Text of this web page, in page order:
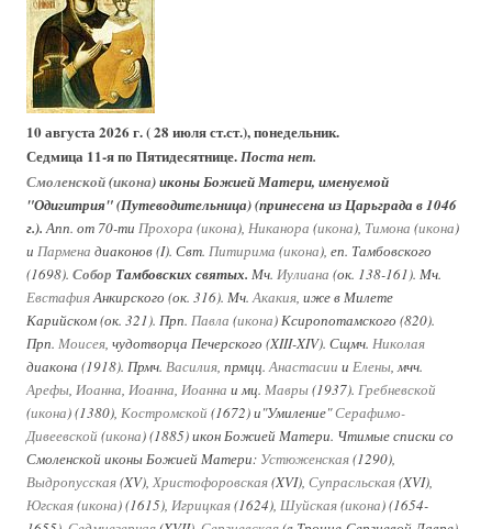
10 августа 2026 г. ( 28 июля ст.ст.), понедельник.
Седмица 11-я по Пятидесятнице.Поста нет.
Смоленской(икона) иконы Божией Матери, именуемой
"Одигитрия" (Путеводительница) (принесена из Царьграда в 1046
г.).Апп. от 70-ти Прохора (икона), Никанора (икона), Тимона (икона)
и Пармена диаконов (I). Свт. Питирима (икона), еп. Тамбовского
(1698). Собор Тамбовских святых. Мч. Иулиана (ок. 138-161). Мч.
ЕвстафияАнкирского (ок. 316). Мч.Акакия, иже в Милете
Карийском (ок. 321). Прп. Павла (икона) Ксиропотамского (820).
Прп. Моисея, чудотворца Печерского (XIII-XIV). Сщмч. Николая
диакона (1918). Прмч. Василия, прмцц.Анастасии и Елены, мчч.
Арефы, Иоанна, Иоанна, Иоанна и мц. Мавры(1937). Гребневской
(икона) (1380), Костромской (1672) и"Умиление"Серафимо-
Дивеевской (икона) (1885) икон Божией Матери. Чтимые списки со
Смоленской иконы Божией Матери: Устюженская(1290),
Выдропусская(XV), Христофоровская(XVI), Супрасльская(XVI),
Югская(икона) (1615), Игрицкая(1624), Шуйская(икона) (1654-